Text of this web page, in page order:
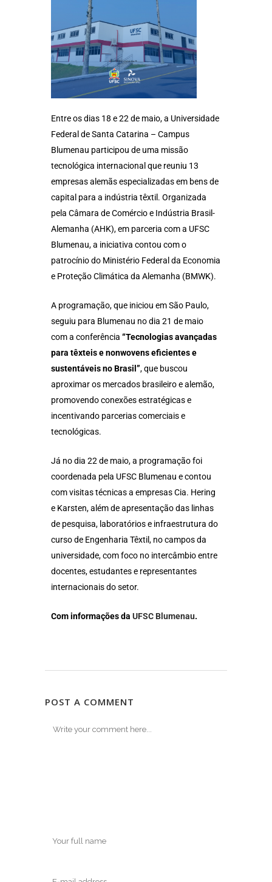
Entre os dias 18 e 22 de maio, a Universidade
Federal de Santa Catarina – Campus
Blumenau participou de uma missão
tecnológica internacional que reuniu 13
empresas alemãs especializadas em bens de
capital para a indústria têxtil. Organizada
pela Câmara de Comércio e Indústria Brasil-
Alemanha (AHK), em parceria com a UFSC
Blumenau, a iniciativa contou com o
patrocínio do Ministério Federal da Economia
e Proteção Climática da Alemanha (BMWK).
A programação, que iniciou em São Paulo,
seguiu para Blumenau no dia 21 de maio
com a conferência “Tecnologias avançadas
para têxteis e nonwovens eficientes e
sustentáveis no Brasil”, que buscou
aproximar os mercados brasileiro e alemão,
promovendo conexões estratégicas e
incentivando parcerias comerciais e
tecnológicas.
Já no dia 22 de maio, a programação foi
coordenada pela UFSC Blumenau e contou
com visitas técnicas a empresas Cia. Hering
e Karsten, além de apresentação das linhas
de pesquisa, laboratórios e infraestrutura do
curso de Engenharia Têxtil, no campos da
universidade, com foco no intercâmbio entre
docentes, estudantes e representantes
internacionais do setor.
Com informações da UFSC Blumenau.
POST A COMMENT